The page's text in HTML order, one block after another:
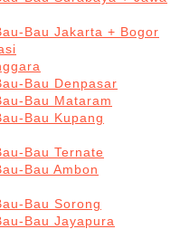
Bau Jakarta + Bogor
Bau Denpasar
Bau Mataram
Bau Kupang
Bau Ternate
Bau Ambon
Bau Sorong
Bau Jayapura